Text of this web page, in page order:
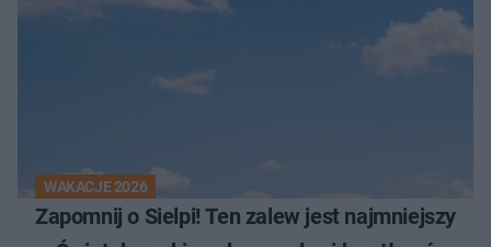
WAKACJE 2026
Zapomnij o Sielpi! Ten zalew jest najmniejszy